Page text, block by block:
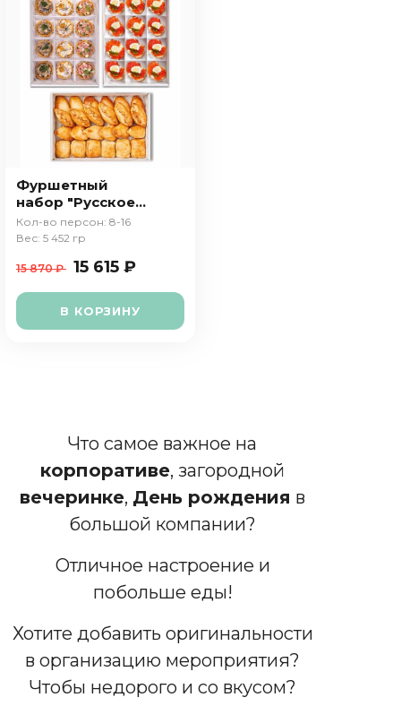
Фуршетный
набор "Русское
застолье"
Кол-во персон: 8-16
Вес: 5 452 гр
15 870 ₽ 15 615 ₽
В КОРЗИНУ
Что самое важное на
корпоративе, загородной
вечеринке, День рождения в
большой компании?
Отличное настроение и
побольше еды!
Хотите добавить оригинальности
в организацию мероприятия?
Чтобы недорого и со вкусом?